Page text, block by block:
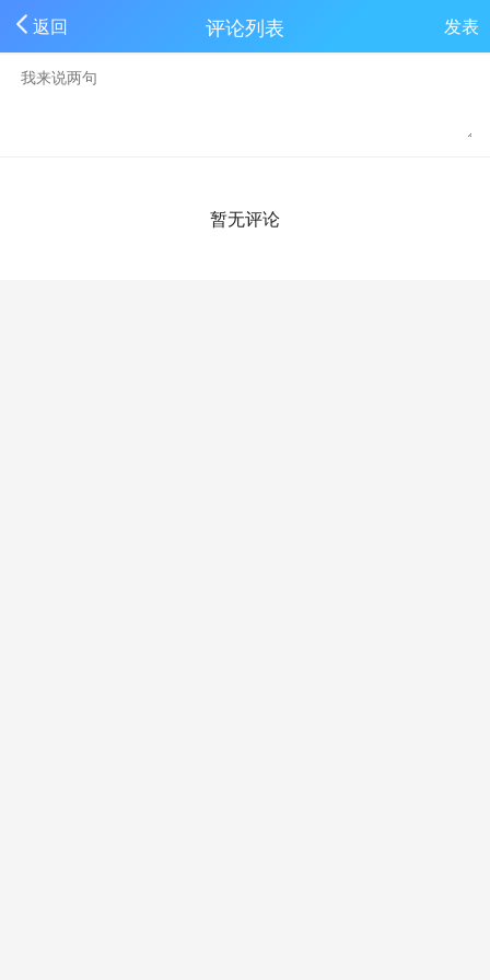
返回 评论列表 发表
暂无评论